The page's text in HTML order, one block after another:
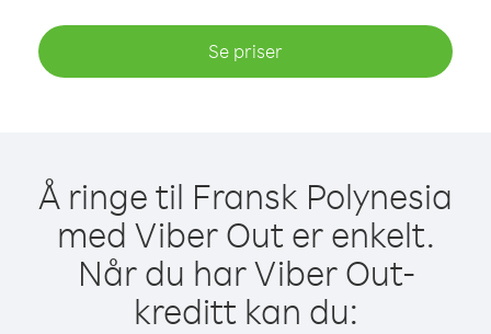
Se priser
Å ringe til Fransk Polynesia
med Viber Out er enkelt.
Når du har Viber Out-
kreditt kan du: